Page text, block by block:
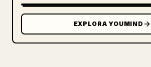
EXPLORA YOUMIND